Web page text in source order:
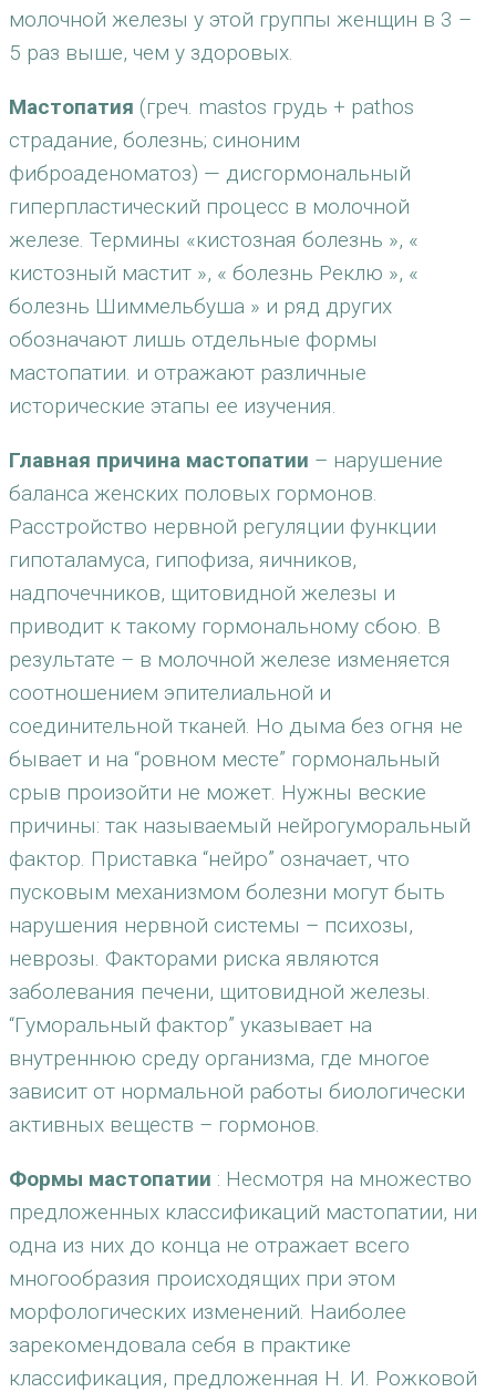
молочной железы у этой группы женщин в 3 –
5 раз выше, чем у здоровых.
Мастопатия (греч. mastos грудь + pathos
страдание, болезнь; синоним
фиброаденоматоз) — дисгормональный
гиперпластический процесс в молочной
железе. Термины «кистозная болезнь », «
кистозный мастит », « болезнь Реклю », «
болезнь Шиммельбуша » и ряд других
обозначают лишь отдельные формы
мастопатии. и отражают различные
исторические этапы ее изучения.
Главная причина мастопатии – нарушение
баланса женских половых гормонов.
Расстройство нервной регуляции функции
гипоталамуса, гипофиза, яичников,
надпочечников, щитовидной железы и
приводит к такому гормональному сбою. В
результате – в молочной железе изменяется
соотношением эпителиальной и
соединительной тканей. Но дыма без огня не
бывает и на “ровном месте” гормональный
срыв произойти не может. Нужны веские
причины: так называемый нейрогуморальный
фактор. Приставка “нейро” означает, что
пусковым механизмом болезни могут быть
нарушения нервной системы – психозы,
неврозы. Факторами риска являются
заболевания печени, щитовидной железы.
“Гуморальный фактор” указывает на
внутреннюю среду организма, где многое
зависит от нормальной работы биологически
активных веществ – гормонов.
Формы мастопатии : Несмотря на множество
предложенных классификаций мастопатии, ни
одна из них до конца не отражает всего
многообразия происходящих при этом
морфологических изменений. Наиболее
зарекомендовала себя в практике
классификация, предложенная Н. И. Рожковой